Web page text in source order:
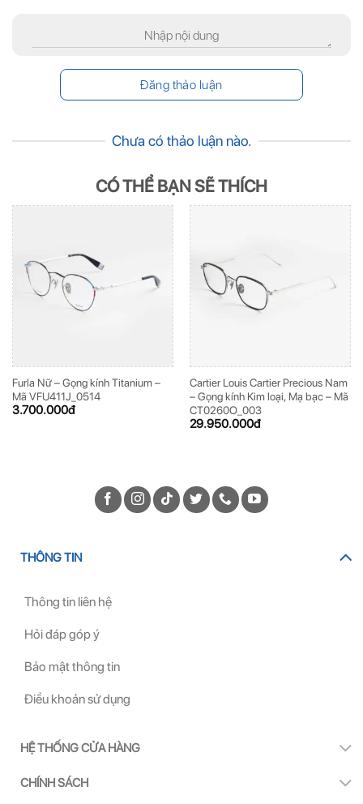
Chưa có thảo luận nào.
CÓ THỂ BẠN SẼ THÍCH
Furla Nữ – Gọng kính Titanium –
Mã VFU411J_0514
3.700.000đ
Cartier Louis Cartier Precious Nam
– Gọng kính Kim loại, Mạ bạc – Mã
CT0260O_003
29.950.000đ
THÔNG TIN
Thông tin liên hệ
Hỏi đáp góp ý
Bảo mật thông tin
Điều khoản sử dụng
HỆ THỐNG CỬA HÀNG
CHÍNH SÁCH